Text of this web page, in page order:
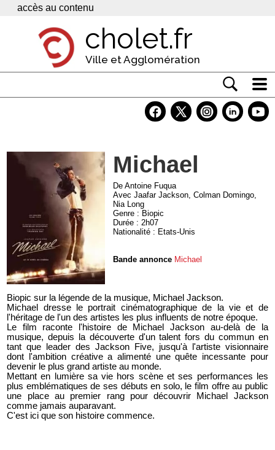
Panneau de gestion des cookies
accès au contenu
cholet.fr
Ville et Agglomération
Economie
Services
Michael
De Antoine Fuqua
Avec Jaafar Jackson, Colman Domingo,
Nia Long
Genre : Biopic
Durée : 2h07
Nationalité : Etats-Unis
Bande annonce Michael
Biopic sur la légende de la musique, Michael Jackson.
Michael dresse le portrait cinématographique de la vie et de
l'héritage de l'un des artistes les plus influents de notre époque.
Le film raconte l'histoire de Michael Jackson au-delà de la
musique, depuis la découverte d'un talent fors du commun en
tant que leader des Jackson Five, jusqu'à l'artiste visionnaire
dont l'ambition créative a alimenté une quête incessante pour
devenir le plus grand artiste au monde.
Mettant en lumière sa vie hors scène et ses performances les
plus emblématiques de ses débuts en solo, le film offre au public
une place au premier rang pour découvrir Michael Jackson
comme jamais auparavant.
C'est ici que son histoire commence.